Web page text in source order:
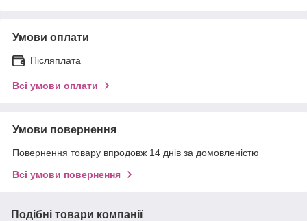
Умови оплати
Післяплата
Всі умови оплати
Умови повернення
Повернення товару впродовж 14 днів за домовленістю
Всі умови повернення
Подібні товари компанії